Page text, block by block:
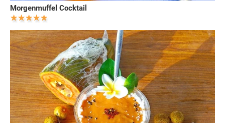
Morgenmuffel Cocktail